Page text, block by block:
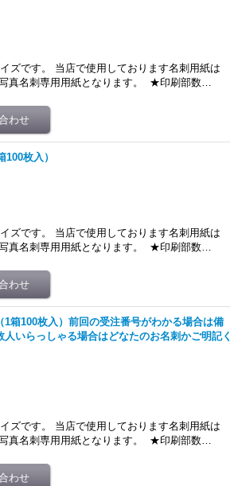
ズです。 当店で使用しております名刺用紙は
真名刺専用用紙となります。 ★印刷部数…
枚入）
ズです。 当店で使用しております名刺用紙は
真名刺専用用紙となります。 ★印刷部数…
箱100枚入）前回の受注番号がわかる場合は備
いらっしゃる場合はどなたのお名刺かご明記く
ズです。 当店で使用しております名刺用紙は
真名刺専用用紙となります。 ★印刷部数…